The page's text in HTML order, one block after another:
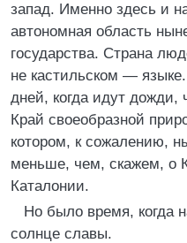
запад. Именно здесь и
автономная область
государства. Страна
не кастильском —
дней, когда идут дожди,
Край своеобразной
котором, к сожалению,
меньше, чем, скажем, о
Каталонии.
Но было время, когда
солнце славы.